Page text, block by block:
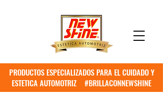
PRODUCTOS ESPECIALIZADOS PARA EL CUIDADO Y
ESTETICA AUTOMOTRIZ #BRILLACONNEWSHINE